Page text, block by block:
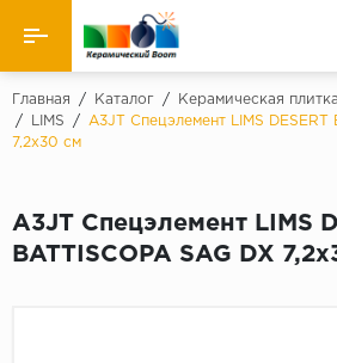
Назад
Производители
Керамогранит
Главная / Каталог / Керамическая плитка
/
LIMS /
A3JT Спецэлемент LIMS DESERT
7,2x30 см
A3JT Спецэлемент LIMS
BATTISCOPA SAG DX